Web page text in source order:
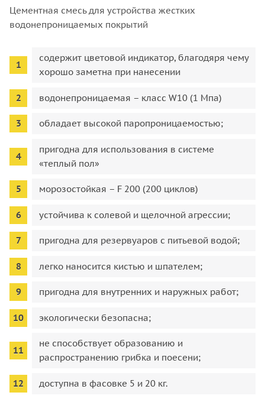
Цементная смесь для устройства жестких
водонепроницаемых покрытий
содержит цветовой индикатор, благодяря чему
хорошо заметна при нанесении
водонепроницаемая – класс W10 (1 Мпа)
обладает высокой паропроницаемостью;
пригодна для использования в системе
«теплый пол»
морозостойкая – F 200 (200 циклов)
устойчива к солевой и щелочной агрессии;
пригодна для резервуаров с питьевой водой;
легко наносится кистью и шпателем;
пригодна для внутренних и наружных работ;
экологически безопасна;
не способствует образованию и
распространению грибка и поесени;
доступна в фасовке 5 и 20 кг.